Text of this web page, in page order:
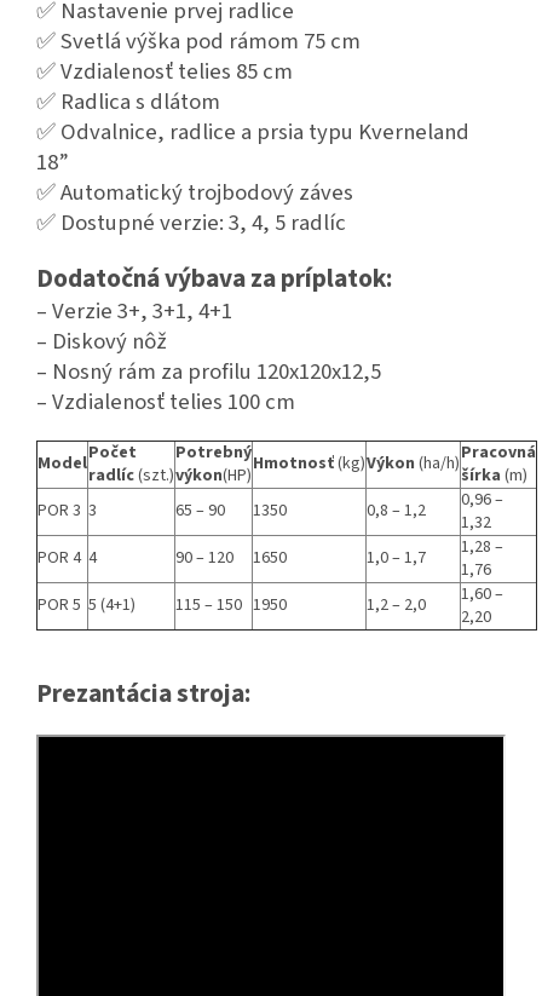
✅ Nastavenie prvej radlice
✅ Svetlá výška pod rámom 75 cm
✅ Vzdialenosť telies 85 cm
✅ Radlica s dlátom
✅ Odvalnice, radlice a prsia typu Kverneland
18”
✅ Automatický trojbodový záves
✅ Dostupné verzie: 3, 4, 5 radlíc
Dodatočná výbava za príplatok:
– Verzie 3+, 3+1, 4+1
– Diskový nôž
– Nosný rám za profilu 120x120x12,5
– Vzdialenosť telies 100 cm
ModelPočet
radlíc(szt.)
Potrebný
výkon(HP)Hmotnosť(kg)Výkon (ha/h)Pracovná
šírka (m)
POR 3 3 65 – 90 1350 0,8 – 1,2
0,96 –
1,32
POR 4 4 90 – 120 1650 1,0 – 1,7
1,28 –
1,76
POR 5 5 (4+1) 115 – 150 1950 1,2 – 2,0
1,60 –
2,20
Prezantácia stroja: